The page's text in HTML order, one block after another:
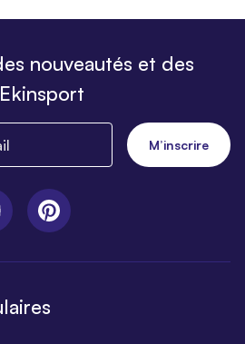
nouveautés et des
M’inscrire